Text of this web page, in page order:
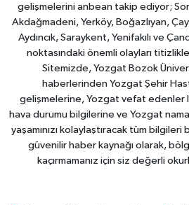
gelişmelerini anbean takip ediyor;
Akdağmadeni, Yerköy, Boğazlıyan,
Aydıncık, Saraykent, Yenifakılı ve
noktasındaki önemli olayları
Sitemizde, Yozgat Bozok
haberlerinden Yozgat Şehir
gelişmelerine, Yozgat vefat edenler
hava durumu bilgilerine ve Yozgat
yaşamınızı kolaylaştıracak tüm
güvenilir haber kaynağı olarak,
kaçırmamanız için siz değerli